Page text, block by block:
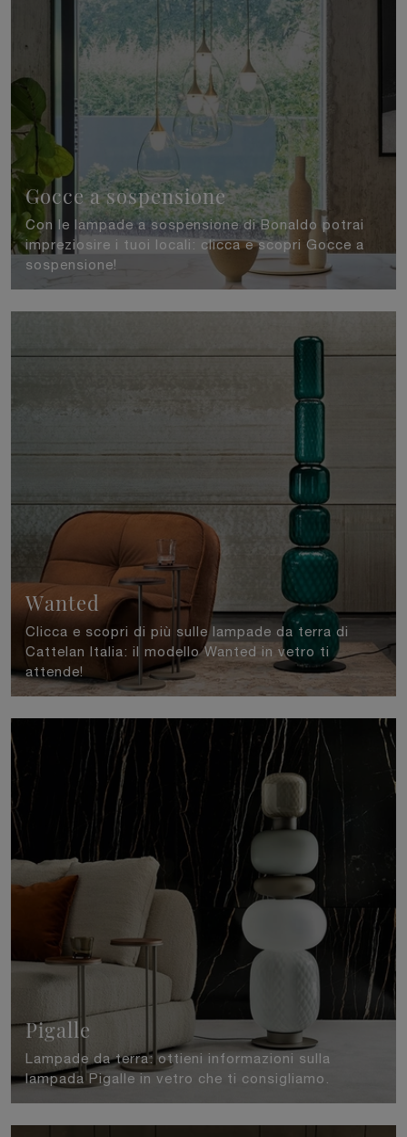
Gocce a sospensione
Con le lampade a sospensione di Bonaldo potrai
impreziosire i tuoi locali: clicca e scopri Gocce a
sospensione!
Wanted
Clicca e scopri di più sulle lampade da terra di
Cattelan Italia: il modello Wanted in vetro ti
attende!
Pigalle
Lampade da terra: ottieni informazioni sulla
lampada Pigalle in vetro che ti consigliamo.